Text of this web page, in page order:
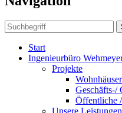
Start
Ingenieurbüro
Projekte
Wohnhäuser
Geschäfts-/
Öffentliche
Unsere Leistungen